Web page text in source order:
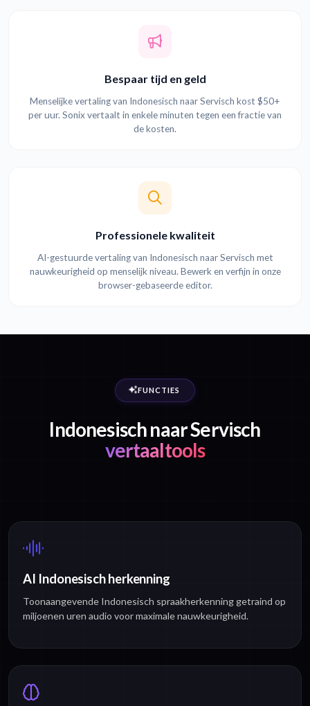
Bespaar tijd en geld
Menselijke vertaling van Indonesisch naar Servisch kost $50+
per uur. Sonix vertaalt in enkele minuten tegen een fractie van
de kosten.
Professionele kwaliteit
AI-gestuurde vertaling van Indonesisch naar Servisch met
nauwkeurigheid op menselijk niveau. Bewerk en verfijn in onze
browser-gebaseerde editor.
FUNCTIES
Indonesisch naar Servisch
vertaaltools
AI Indonesisch herkenning
Toonaangevende Indonesisch spraakherkenning getraind op
miljoenen uren audio voor maximale nauwkeurigheid.